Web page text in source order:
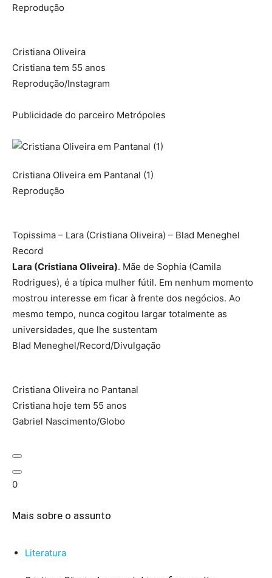
Reprodução
Cristiana Oliveira
Cristiana tem 55 anos
Reprodução/Instagram
Publicidade do parceiro Metrópoles
Cristiana Oliveira em Pantanal (1)
Reprodução
Topissima – Lara (Cristiana Oliveira) – Blad Meneghel
Record
Lara (Cristiana Oliveira). Mãe de Sophia (Camila
Rodrigues), é a típica mulher fútil. Em nenhum momento
mostrou interesse em ficar à frente dos negócios. Ao
mesmo tempo, nunca cogitou largar totalmente as
universidades, que lhe sustentam
Blad Meneghel/Record/Divulgação
Cristiana Oliveira no Pantanal
Cristiana hoje tem 55 anos
Gabriel Nascimento/Globo
0
Mais sobre o assunto
Literatura